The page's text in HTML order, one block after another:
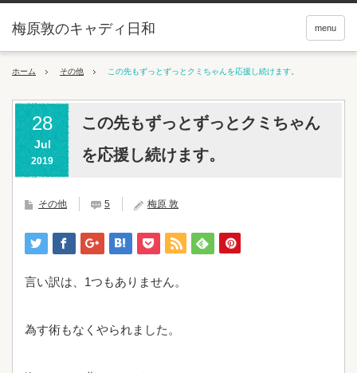
menu
梅原敦のキャディ日和
ホーム その他 この先もずっとずっとクミちゃんを応援し続けます。
28
Jul
2019
この先もずっとずっとクミちゃん
を応援し続けます。
その他 5 梅原 敦
言い訳は、1つもありません。
為す術もなくやられました。